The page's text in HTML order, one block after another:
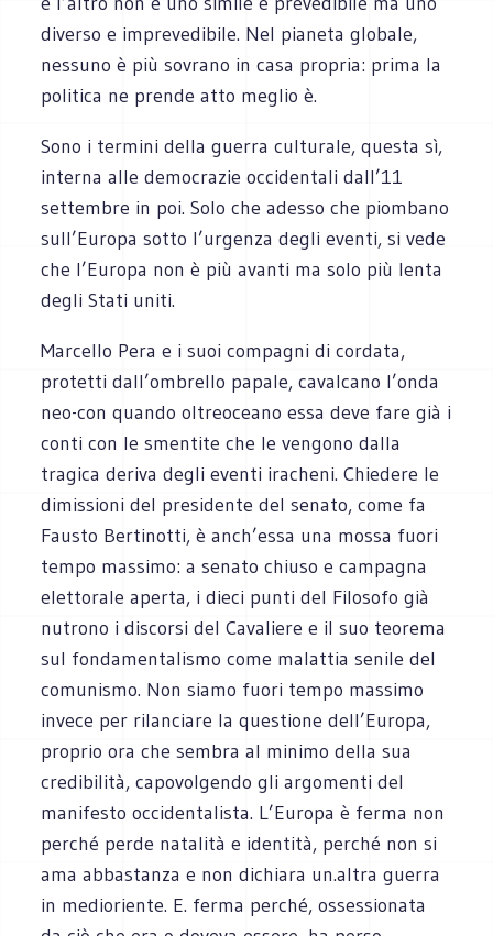
diverso e imprevedibile. Nel pianeta globale,
nessuno è più sovrano in casa propria: prima la
politica ne prende atto meglio è.
Sono i termini della guerra culturale, questa sì,
interna alle democrazie occidentali dall’11
settembre in poi. Solo che adesso che piombano
sull’Europa sotto l’urgenza degli eventi, si vede
che l’Europa non è più avanti ma solo più lenta
degli Stati uniti.
Marcello Pera e i suoi compagni di cordata,
protetti dall’ombrello papale, cavalcano l’onda
neo-con quando oltreoceano essa deve fare già i
conti con le smentite che le vengono dalla
tragica deriva degli eventi iracheni. Chiedere le
dimissioni del presidente del senato, come fa
Fausto Bertinotti, è anch’essa una mossa fuori
tempo massimo: a senato chiuso e campagna
elettorale aperta, i dieci punti del Filosofo già
nutrono i discorsi del Cavaliere e il suo teorema
sul fondamentalismo come malattia senile del
comunismo. Non siamo fuori tempo massimo
invece per rilanciare la questione dell’Europa,
proprio ora che sembra al minimo della sua
credibilità, capovolgendo gli argomenti del
manifesto occidentalista. L’Europa è ferma non
perché perde natalità e identità, perché non si
ama abbastanza e non dichiara un.altra guerra
in medioriente. E. ferma perché, ossessionata